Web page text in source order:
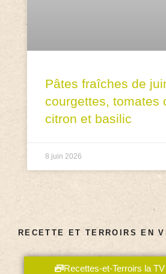
Pâtes fraîches de
courgettes, tomates
citron et basilic
8 juin 2026
RECETTE ET TERROIRS EN
Recettes-et-Terroirs la